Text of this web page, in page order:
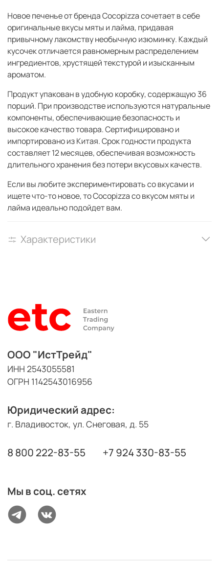
Новое печенье от бренда Cocopizza сочетает в себе
оригинальные вкусы мяты и лайма, придавая
привычному лакомству необычную изюминку. Каждый
кусочек отличается равномерным распределением
ингредиентов, хрустящей текстурой и изысканным
ароматом.
Продукт упакован в удобную коробку, содержащую 36
порций. При производстве используются натуральные
компоненты, обеспечивающие безопасность и
высокое качество товара. Сертифицировано и
импортировано из Китая. Срок годности продукта
составляет 12 месяцев, обеспечивая возможность
длительного хранения без потери вкусовых качеств.
Если вы любите экспериментировать со вкусами и
ищете что-то новое, то Cocopizza со вкусом мяты и
лайма идеально подойдет вам.
Характеристики
ООО "ИстТрейд"
ИНН 2543055581
ОГРН 1142543016956
Юридический адрес:
г. Владивосток, ул. Снеговая, д. 55
8 800 222-83-55 +7 924 330-83-55
Мы в соц. сетях